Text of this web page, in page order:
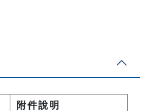
附件說明